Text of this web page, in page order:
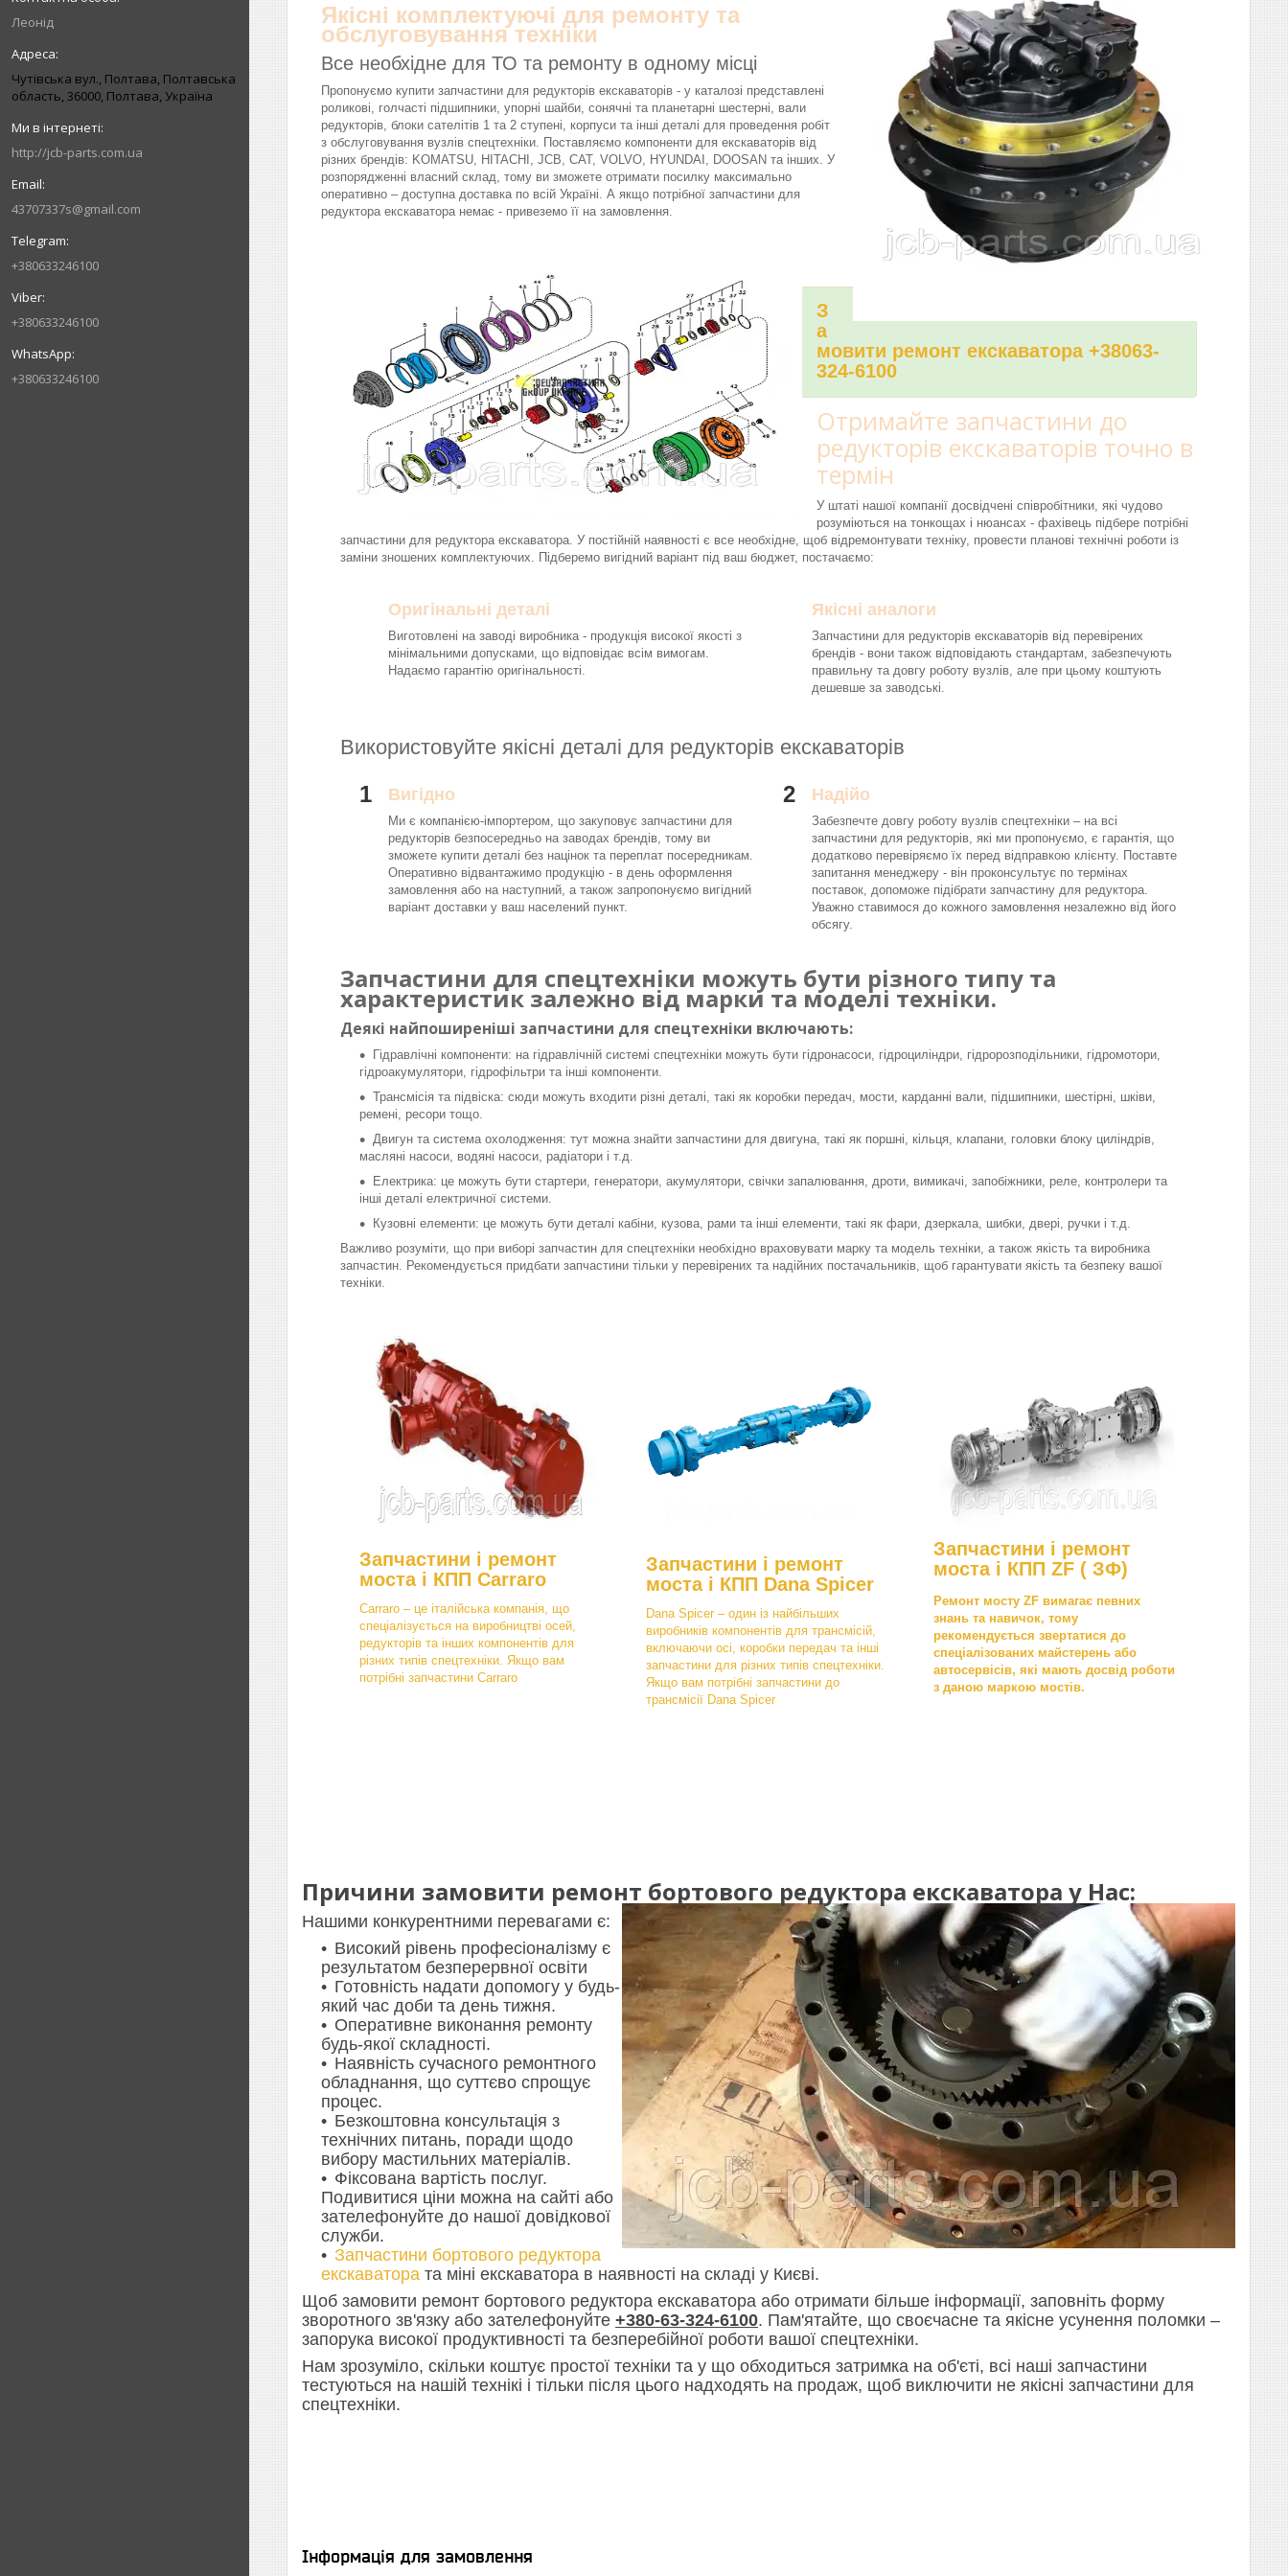
Леонід
Чутівська вул., Полтава, Полтавська
область, 36000, Полтава, Україна
http://jcb-parts.com.ua
43707337s@gmail.com
+380633246100
+380633246100
+380633246100
Якісні комплектуючі для ремонту та
обслуговування техніки
Все необхідне для ТО та ремонту в одному місці
Пропонуємо купити запчастини для редукторів екскаваторів - у каталозі представлені
роликові, голчасті підшипники, упорні шайби, сонячні та планетарні шестерні, вали
редукторів, блоки сателітів 1 та 2 ступені, корпуси та інші деталі для проведення робіт
з обслуговування вузлів спецтехніки. Поставляємо компоненти для екскаваторів від
різних брендів: KOMATSU, HITACHI, JCB, CAT, VOLVO, HYUNDAI, DOOSAN та інших. У
розпорядженні власний склад, тому ви зможете отримати посилку максимально
оперативно – доступна доставка по всій Україні. А якщо потрібної запчастини для
редуктора екскаватора немає - привеземо її на замовлення.
З
а
мовити ремонт екскаватора +38063-
324-6100
Отримайте запчастини до
редукторів екскаваторів точно в
термін
У штаті нашої компанії досвідчені співробітники, які чудово
розуміються на тонкощах і нюансах - фахівець підбере потрібні
запчастини для редуктора екскаватора. У постійній наявності є все необхідне, щоб відремонтувати техніку, провести планові технічні роботи із
заміни зношених комплектуючих. Підберемо вигідний варіант під ваш бюджет, постачаємо:
Оригінальні деталі
Виготовлені на заводі виробника - продукція високої якості з
мінімальними допусками, що відповідає всім вимогам.
Надаємо гарантію оригінальності.
Якісні аналоги
Запчастини для редукторів екскаваторів від перевірених
брендів - вони також відповідають стандартам, забезпечують
правильну та довгу роботу вузлів, але при цьому коштують
дешевше за заводські.
Використовуйте якісні деталі для редукторів екскаваторів
1 Вигідно
Ми є компанією-імпортером, що закуповує запчастини для
редукторів безпосередньо на заводах брендів, тому ви
зможете купити деталі без націнок та переплат посередникам.
Оперативно відвантажимо продукцію - в день оформлення
замовлення або на наступний, а також запропонуємо вигідний
варіант доставки у ваш населений пункт.
2 Надійо
Забезпечте довгу роботу вузлів спецтехніки – на всі
запчастини для редукторів, які ми пропонуємо, є гарантія, що
додатково перевіряємо їх перед відправкою клієнту. Поставте
запитання менеджеру - він проконсультує по термінах
поставок, допоможе підібрати запчастину для редуктора.
Уважно ставимося до кожного замовлення незалежно від його
обсягу.
Запчастини для спецтехніки можуть бути різного типу та
характеристик залежно від марки та моделі техніки.
Деякі найпоширеніші запчастини для спецтехніки включають:
Гідравлічні компоненти: на гідравлічній системі спецтехніки можуть бути гідронасоси, гідроциліндри, гідророзподільники, гідромотори,
гідроакумулятори, гідрофільтри та інші компоненти.
Трансмісія та підвіска: сюди можуть входити різні деталі, такі як коробки передач, мости, карданні вали, підшипники, шестірні, шківи,
ремені, ресори тощо.
Двигун та система охолодження: тут можна знайти запчастини для двигуна, такі як поршні, кільця, клапани, головки блоку циліндрів,
масляні насоси, водяні насоси, радіатори і т.д.
Електрика: це можуть бути стартери, генератори, акумулятори, свічки запалювання, дроти, вимикачі, запобіжники, реле, контролери та
інші деталі електричної системи.
Кузовні елементи: це можуть бути деталі кабіни, кузова, рами та інші елементи, такі як фари, дзеркала, шибки, двері, ручки і т.д.
Важливо розуміти, що при виборі запчастин для спецтехніки необхідно враховувати марку та модель техніки, а також якість та виробника
запчастин. Рекомендується придбати запчастини тільки у перевірених та надійних постачальників, щоб гарантувати якість та безпеку вашої
техніки.
Запчастини і ремонт
моста і КПП Carraro
Carraro – це італійська компанія, що
спеціалізується на виробництві осей,
редукторів та інших компонентів для
різних типів спецтехніки. Якщо вам
потрібні запчастини Carraro
Запчастини і ремонт
моста і КПП Dana Spicer
Dana Spicer – один із найбільших
виробників компонентів для трансмісій,
включаючи осі, коробки передач та інші
запчастини для різних типів спецтехніки.
Якщо вам потрібні запчастини до
трансмісії Dana Spicer
Запчастини і ремонт
моста і КПП ZF ( ЗФ)
Ремонт мосту ZF вимагає певних
знань та навичок, тому
рекомендується звертатися до
спеціалізованих майстерень або
автосервісів, які мають досвід роботи
з даною маркою мостів.
Причини замовити ремонт бортового редуктора екскаватора у Нас:
Нашими конкурентними перевагами є:
Високий рівень професіоналізму є
результатом безперервної освіти
Готовність надати допомогу у будь-
який час доби та день тижня.
Оперативне виконання ремонту
будь-якої складності.
Наявність сучасного ремонтного
обладнання, що суттєво спрощує
процес.
Безкоштовна консультація з
технічних питань, поради щодо
вибору мастильних матеріалів.
Фіксована вартість послуг.
Подивитися ціни можна на сайті або
зателефонуйте до нашої довідкової
служби.
Запчастини бортового редуктора
екскаватора та міні екскаватора в наявності на складі у Києві.
Щоб замовити ремонт бортового редуктора екскаватора або отримати більше інформації, заповніть форму
зворотного зв'язку або зателефонуйте +380-63-324-6100. Пам'ятайте, що своєчасне та якісне усунення поломки –
запорука високої продуктивності та безперебійної роботи вашої спецтехніки.
Нам зрозуміло, скільки коштує простої техніки та у що обходиться затримка на об'єті, всі наші запчастини
тестуються на нашій технікі і тільки після цього надходять на продаж, щоб виключити не якісні запчастини для
спецтехніки.
Інформація для замовлення